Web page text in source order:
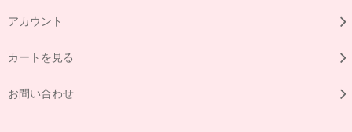
アカウント
カートを見る
お問い合わせ